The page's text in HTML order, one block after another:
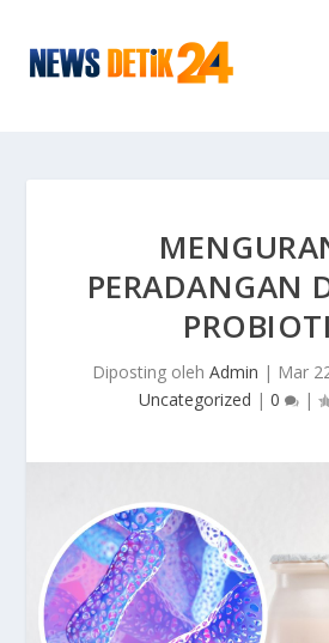
PERADANGAN
Diposting oleh Admin | Mar
Uncategorized | 0 |